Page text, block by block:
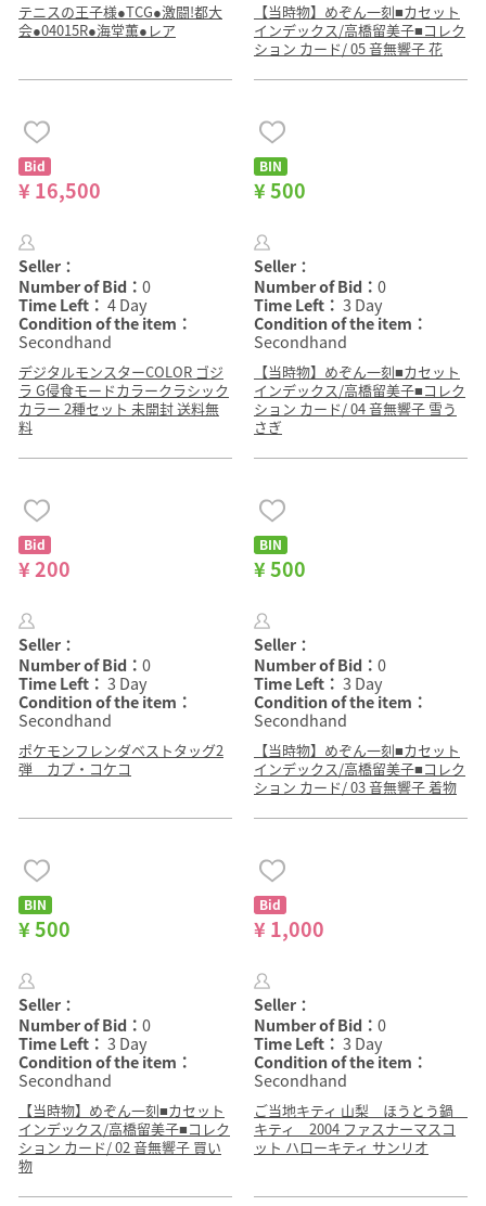
テニスの王子様●TCG●激闘!都大
会●04015R●海堂薫●レア
【当時物】めぞん一刻■カセット
インデックス/高橋留美子■コレク
ション カード/ 05 音無響子 花
Bid
¥ 16,500
Seller：
Number of Bid： 0
Time Left： 4 Day
Condition of the item：
Secondhand
デジタルモンスターCOLOR ゴジ
ラ G侵食モードカラークラシック
カラー 2種セット 未開封 送料無
料
BIN
¥ 500
Seller：
Number of Bid： 0
Time Left： 3 Day
Condition of the item：
Secondhand
【当時物】めぞん一刻■カセット
インデックス/高橋留美子■コレク
ション カード/ 04 音無響子 雪う
さぎ
Bid
¥ 200
Seller：
Number of Bid： 0
Time Left： 3 Day
Condition of the item：
Secondhand
ポケモンフレンダベストタッグ2
弾 カプ・コケコ
BIN
¥ 500
Seller：
Number of Bid： 0
Time Left： 3 Day
Condition of the item：
Secondhand
【当時物】めぞん一刻■カセット
インデックス/高橋留美子■コレク
ション カード/ 03 音無響子 着物
BIN
¥ 500
Seller：
Number of Bid： 0
Time Left： 3 Day
Condition of the item：
Secondhand
【当時物】めぞん一刻■カセット
インデックス/高橋留美子■コレク
ション カード/ 02 音無響子 買い
物
Bid
¥ 1,000
Seller：
Number of Bid： 0
Time Left： 3 Day
Condition of the item：
Secondhand
ご当地キティ 山梨 ほうとう鍋
キティ 2004 ファスナーマスコ
ット ハローキティ サンリオ